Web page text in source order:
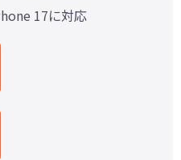
17に対応